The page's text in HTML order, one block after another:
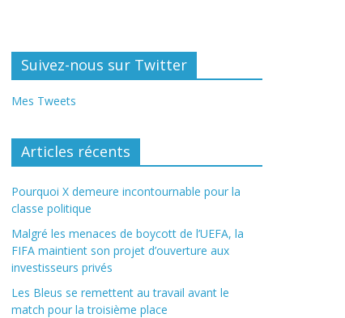
Suivez-nous sur Twitter
Mes Tweets
Articles récents
Pourquoi X demeure incontournable pour la
classe politique
Malgré les menaces de boycott de l’UEFA, la
FIFA maintient son projet d’ouverture aux
investisseurs privés
Les Bleus se remettent au travail avant le
match pour la troisième place